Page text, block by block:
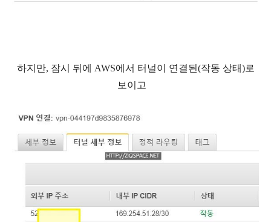
하지만, 잠시 뒤에 AWS에서 터널이 연결된(작동 상태)로
보이고